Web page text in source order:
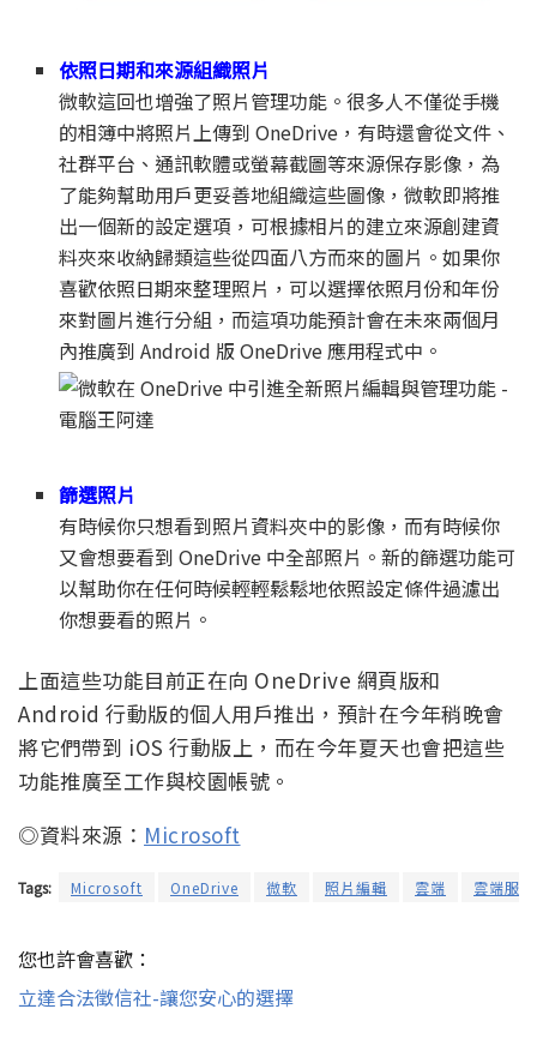
依照日期和來源組織照片
微軟這回也增強了照片管理功能。很多人不僅從手機
的相簿中將照片上傳到 OneDrive，有時還會從文件、
社群平台、通訊軟體或螢幕截圖等來源保存影像，為
了能夠幫助用戶更妥善地組織這些圖像，微軟即將推
出一個新的設定選項，可根據相片的建立來源創建資
料夾來收納歸類這些從四面八方而來的圖片。如果你
喜歡依照日期來整理照片，可以選擇依照月份和年份
來對圖片進行分組，而這項功能預計會在未來兩個月
內推廣到 Android 版 OneDrive 應用程式中。
篩選照片
有時候你只想看到照片資料夾中的影像，而有時候你
又會想要看到 OneDrive 中全部照片。新的篩選功能可
以幫助你在任何時候輕輕鬆鬆地依照設定條件過濾出
你想要看的照片。
上面這些功能目前正在向 OneDrive 網頁版和
Android 行動版的個人用戶推出，預計在今年稍晚會
將它們帶到 iOS 行動版上，而在今年夏天也會把這些
功能推廣至工作與校園帳號。
◎資料來源： Microsoft
Tags: Microsoft OneDrive 微軟 照片編輯 雲端 雲端服務
您也許會喜歡：
立達合法徵信社-讓您安心的選擇